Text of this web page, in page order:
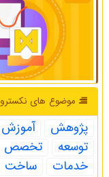
موضوع های نكسترو
پژوهش آموزش
توسعه
تخصص
خدمات
ساخت